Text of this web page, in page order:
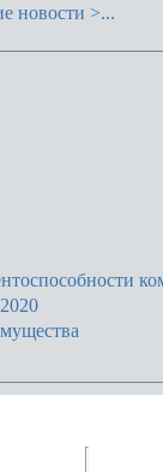
новости >...